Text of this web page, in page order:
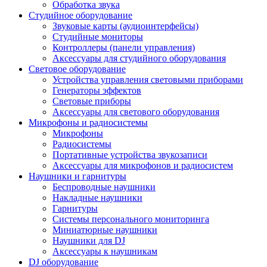
Обработка звука
Студийное оборудование
Звуковые карты (аудиоинтерфейсы)
Студийные мониторы
Контроллеры (панели управления)
Аксессуары для студийного оборудования
Световое оборудование
Устройства управления световыми приборами
Генераторы эффектов
Световые приборы
Аксессуары для светового оборудования
Микрофоны и радиосистемы
Микрофоны
Радиосистемы
Портативные устройства звукозаписи
Аксессуары для микрофонов и радиосистем
Наушники и гарнитуры
Беспроводные наушники
Накладные наушники
Гарнитуры
Системы персонального мониторинга
Миниатюрные наушники
Наушники для DJ
Аксессуары к наушникам
DJ оборудование